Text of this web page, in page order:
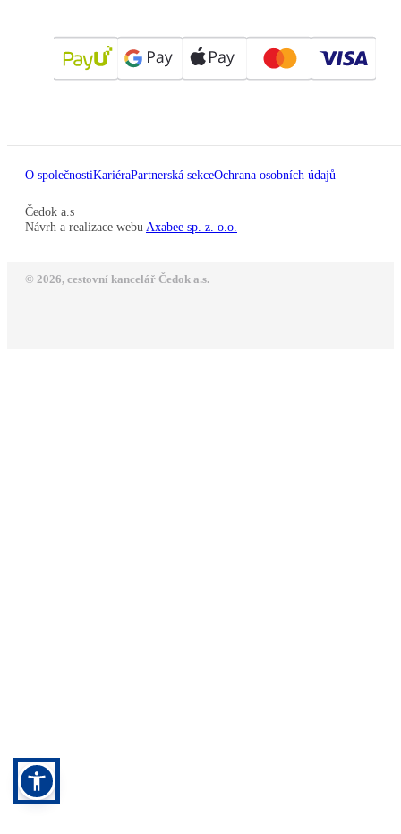
O společnostiKariéraPartnerská sekceOchrana osobních údajů
Čedok a.s
Návrh a realizace webu Axabee sp. z. o.o.
© 2026, cestovní kancelář Čedok a.s.